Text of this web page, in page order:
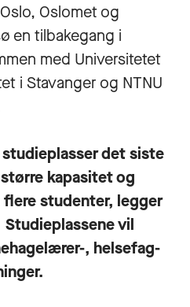
Oslomet og
en tilbakegang i
med Universitetet
i Stavanger og NTNU
det siste
kapasitet og
studenter, legger
vil
, helsefag-